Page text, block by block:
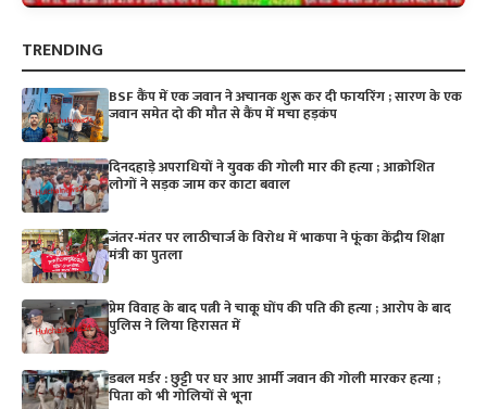
TRENDING
BSF कैंप में एक जवान ने अचानक शुरू कर दी फायरिंग ; सारण के एक
जवान समेत दो की मौत से कैंप में मचा हड़कंप
दिनदहाड़े अपराधियों ने युवक की गोली मार की हत्या ; आक्रोशित
लोगों ने सड़क जाम कर काटा बवाल
जंतर-मंतर पर लाठीचार्ज के विरोध में भाकपा ने फूंका केंद्रीय शिक्षा
मंत्री का पुतला
प्रेम विवाह के बाद पत्नी ने चाकू घोंप की पति की हत्या ; आरोप के बाद
पुलिस ने लिया हिरासत में
डबल मर्डर : छुट्टी पर घर आए आर्मी जवान की गोली मारकर हत्या ;
पिता को भी गोलियों से भूना